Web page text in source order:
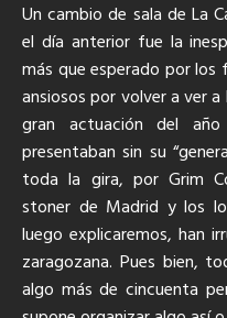
Un cambio de sala de La
el día anterior fue la
más que esperado por los
ansiosos por volver a ver
gran actuación del
presentaban sin su
toda la gira, por Grim
stoner de Madrid y los
luego explicaremos, han
zaragozana. Pues bien,
algo más de cincuenta